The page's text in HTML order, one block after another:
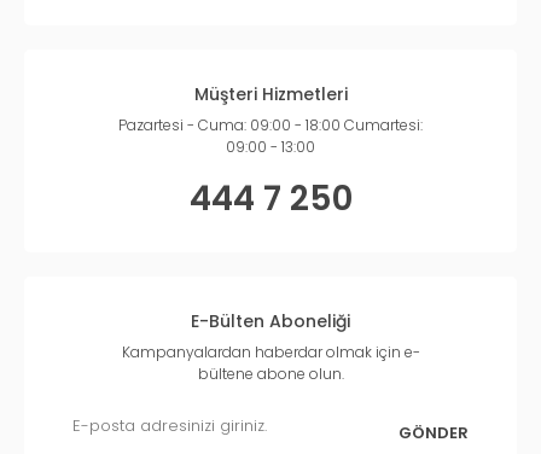
Müşteri Hizmetleri
Pazartesi - Cuma: 09:00 - 18:00 Cumartesi:
09:00 - 13:00
444 7 250
E-Bülten Aboneliği
Kampanyalardan haberdar olmak için e-
bültene abone olun.